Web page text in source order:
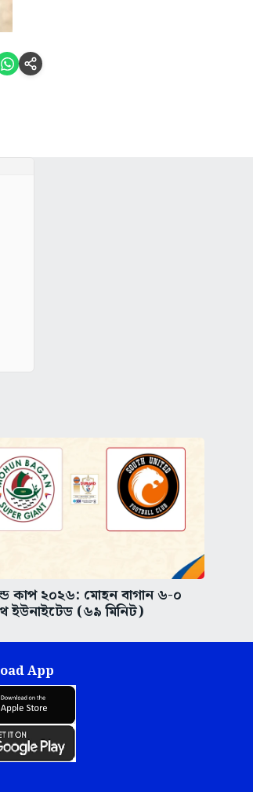
কাপ ২০২৬: মোহন বাগান ৬-০
ইউনাইটেড (৬৯ মিনিট)
App